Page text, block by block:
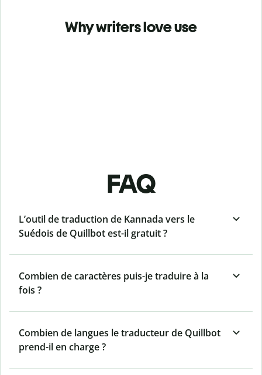
Why writers love use
FAQ
L’outil de traduction de Kannada vers le
Suédois de Quillbot est-il gratuit ?
Combien de caractères puis-je traduire à la
fois ?
Combien de langues le traducteur de Quillbot
prend-il en charge ?